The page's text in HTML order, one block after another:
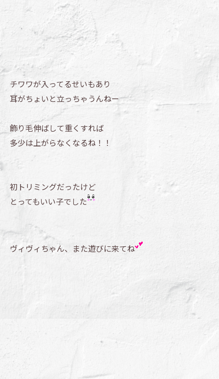
チワワが入ってるせいもあり
耳がちょいと立っちゃうんねー
飾り毛伸ばして重くすれば
多少は上がらなくなるね！！
初トリミングだったけど
とってもいい子でした
ヴィヴィちゃん、また遊びに来てね